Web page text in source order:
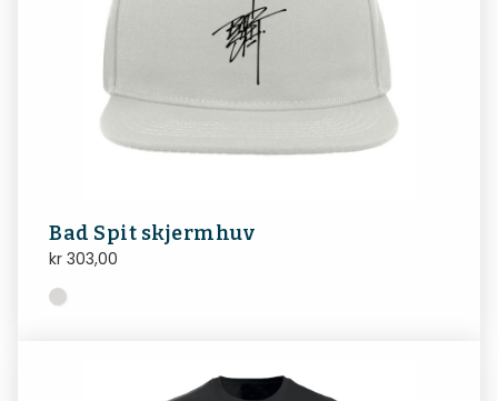
Bad Spit skjermhuv
kr 303,00